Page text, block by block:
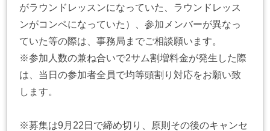
がラウンドレッスンになっていた、ラウンドレッス
ンがコンペになっていた）、参加メンバーが異なっ
ていた等の際は、事務局までご相談願います。
※参加人数の兼ね合いで2サム割増料金が発生した際
は、当日の参加者全員で均等頭割り対応をお願い致
します。
※募集は9月22日で締め切り、原則その後のキャンセ